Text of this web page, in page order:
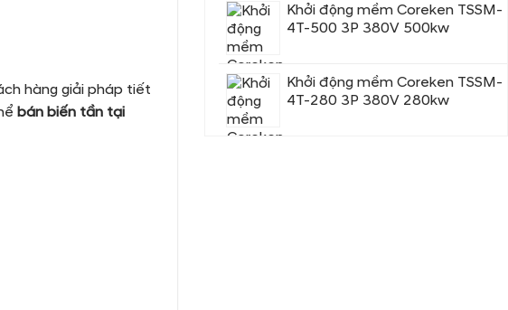
hàng giải pháp tiết
bán biến tần tại
Khởi động mềm Coreken TSSM-
4T-500 3P 380V 500kw
Khởi động mềm Coreken TSSM-
4T-280 3P 380V 280kw